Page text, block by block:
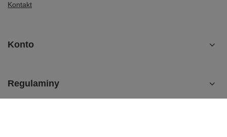
Kontakt
Konto
Regulaminy